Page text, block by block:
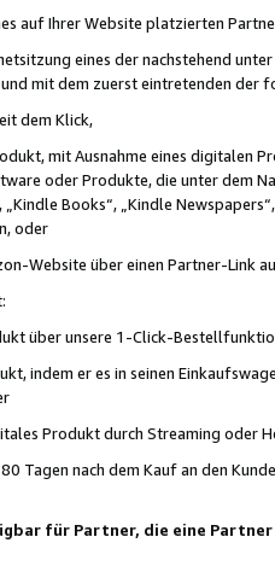
auf Ihrer Website platzierten
eines der nachstehend
mit dem zuerst eintretenden der
dem Klick,
mit Ausnahme eines digitalen
oder Produkte, die unter dem
Books“, „Kindle
oder
Website über einen Partner-Link
über unsere 1-Click-
indem er es in seinen
Produkt durch Streaming oder
Tagen nach dem Kauf an den
für Partner, die eine